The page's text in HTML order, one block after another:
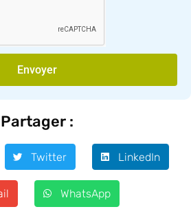
Envoyer
Partager :
Twitter LinkedIn
WhatsApp